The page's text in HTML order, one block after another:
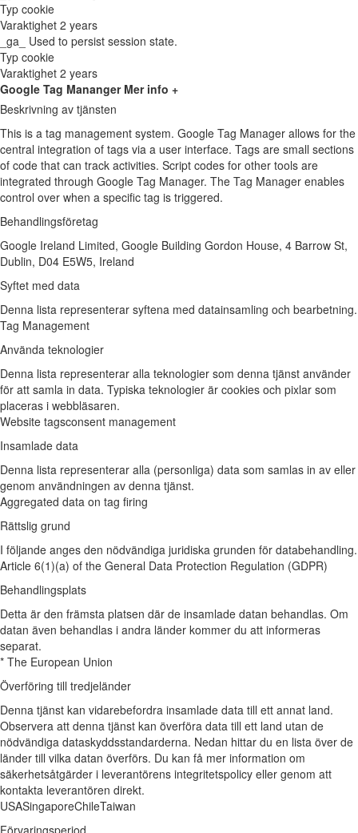
Typ cookie
Varaktighet 2 years
_ga_
Used to persist session state.
Typ cookie
Varaktighet 2 years
Google Tag Mananger Mer info +
Beskrivning av tjänsten
This is a tag management system. Google Tag Manager allows for the
central integration of tags via a user interface. Tags are small sections
of code that can track activities. Script codes for other tools are
integrated through Google Tag Manager. The Tag Manager enables
control over when a specific tag is triggered.
Behandlingsföretag
Google Ireland Limited, Google Building Gordon House, 4 Barrow St,
Dublin, D04 E5W5, Ireland
Syftet med data
Denna lista representerar syftena med datainsamling och bearbetning.
Tag Management
Använda teknologier
Denna lista representerar alla teknologier som denna tjänst använder
för att samla in data. Typiska teknologier är cookies och pixlar som
placeras i webbläsaren.
Website tagsconsent management
Insamlade data
Denna lista representerar alla (personliga) data som samlas in av eller
genom användningen av denna tjänst.
Aggregated data on tag firing
Rättslig grund
I följande anges den nödvändiga juridiska grunden för databehandling.
Article 6(1)(a) of the General Data Protection Regulation (GDPR)
Behandlingsplats
Detta är den främsta platsen där de insamlade datan behandlas. Om
datan även behandlas i andra länder kommer du att informeras
separat.
* The European Union
Överföring till tredjeländer
Denna tjänst kan vidarebefordra insamlade data till ett annat land.
Observera att denna tjänst kan överföra data till ett land utan de
nödvändiga dataskyddsstandarderna. Nedan hittar du en lista över de
länder till vilka datan överförs. Du kan få mer information om
säkerhetsåtgärder i leverantörens integritetspolicy eller genom att
kontakta leverantören direkt.
USASingaporeChileTaiwan
Förvaringsperiod